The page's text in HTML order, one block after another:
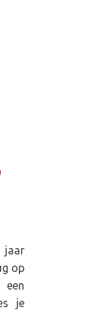
jaar
op
een
je